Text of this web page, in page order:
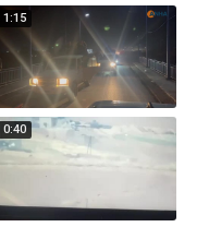
1:15
0:40